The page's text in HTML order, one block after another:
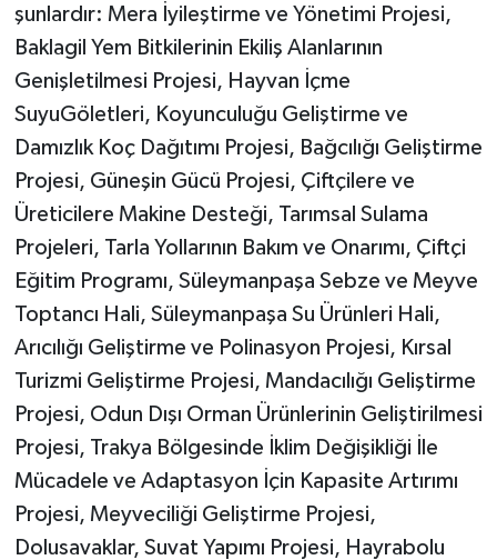
şunlardır: Mera İyileştirme ve Yönetimi Projesi,
Baklagil Yem Bitkilerinin Ekiliş Alanlarının
Genişletilmesi Projesi, Hayvan İçme
SuyuGöletleri, Koyunculuğu Geliştirme ve
Damızlık Koç Dağıtımı Projesi, Bağcılığı Geliştirme
Projesi, Güneşin Gücü Projesi, Çiftçilere ve
Üreticilere Makine Desteği, Tarımsal Sulama
Projeleri, Tarla Yollarının Bakım ve Onarımı, Çiftçi
Eğitim Programı, Süleymanpaşa Sebze ve Meyve
Toptancı Hali, Süleymanpaşa Su Ürünleri Hali,
Arıcılığı Geliştirme ve Polinasyon Projesi, Kırsal
Turizmi Geliştirme Projesi, Mandacılığı Geliştirme
Projesi, Odun Dışı Orman Ürünlerinin Geliştirilmesi
Projesi, Trakya Bölgesinde İklim Değişikliği İle
Mücadele ve Adaptasyon İçin Kapasite Artırımı
Projesi, Meyveciliği Geliştirme Projesi,
Dolusavaklar, Suvat Yapımı Projesi, Hayrabolu